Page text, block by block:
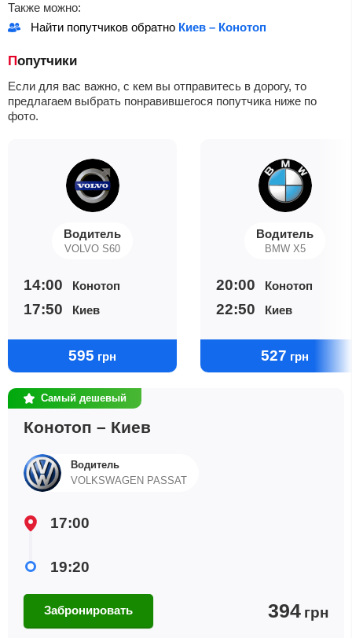
Также можно:
Найти попутчиков обратно Киев – Конотоп
Попутчики
Если для вас важно, с кем вы отправитесь в дорогу, то
предлагаем выбрать понравившегося попутчика ниже по
фото.
Водитель
VOLVO S60
14:00 Конотоп
17:50 Киев
595 грн
Водитель
BMW X5
20:00 Конотоп
22:50 Киев
527 грн
Самый дешевый
Конотоп – Киев
Водитель
VOLKSWAGEN PASSAT
17:00
19:20
Забронировать 394 грн